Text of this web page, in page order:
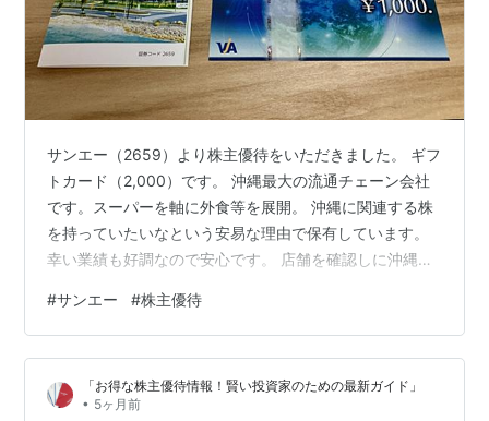
サンエー（2659）より株主優待をいただきました。 ギフ
トカード（2,000）です。 沖縄最大の流通チェーン会社
です。スーパーを軸に外食等を展開。 沖縄に関連する株
を持っていたいなという安易な理由で保有しています。
幸い業績も好調なので安心です。 店舗を確認しに沖縄へ
#サンエー #株主優待
「お得な株主優待情報！賢い投資家のための最新ガイド」
• 5ヶ月前